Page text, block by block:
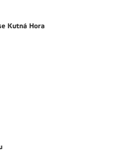
Kutná Hora